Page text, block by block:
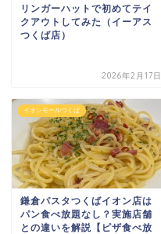
リンガーハットで初めてテイ
クアウトしてみた（イーアス
つくば店）
2026年2月17日
イオンモールつくば
鎌倉パスタつくばイオン店は
パン食べ放題なし？実施店舗
との違いを解説【ピザ食べ放